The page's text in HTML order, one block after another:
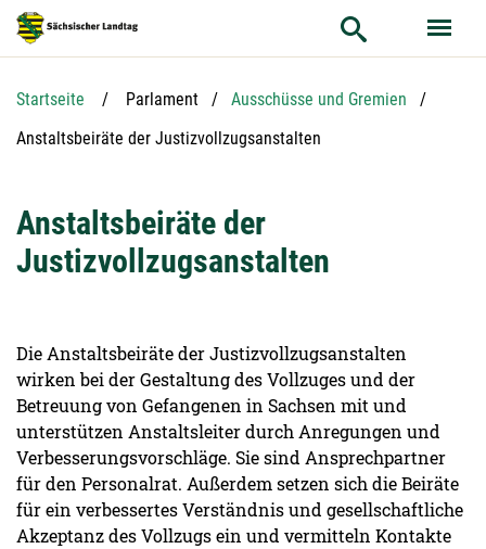
Hauptnavigation
Hauptinhalt
Service
Startseite Parlament
Ausschüsse und Gremien
Aktuelle Seite:
Anstaltsbeiräte der Justizvollzugsanstalten
Anstaltsbeiräte der
Justizvollzugsanstalten
Die Anstaltsbeiräte der Justizvollzugsanstalten
wirken bei der Gestaltung des Vollzuges und der
Betreuung von Gefangenen in Sachsen mit und
unterstützen Anstaltsleiter durch Anregungen und
Verbesserungsvorschläge. Sie sind Ansprechpartner
für den Personalrat. Außerdem setzen sich die Beiräte
für ein verbessertes Verständnis und gesellschaftliche
Akzeptanz des Vollzugs ein und vermitteln Kontakte